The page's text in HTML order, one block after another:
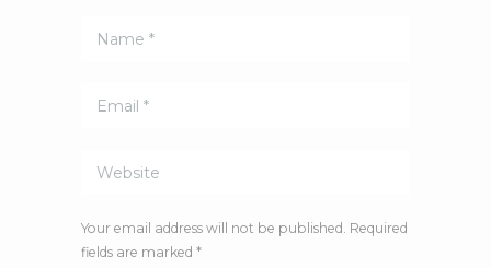
Your email address will not be published. Required
fields are marked *